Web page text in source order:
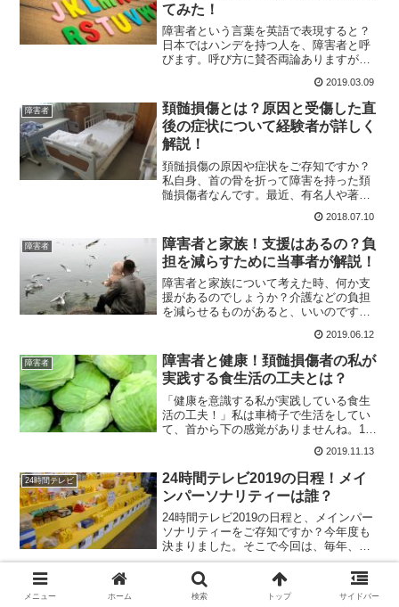
てみた！
障害者という言葉を英語で表現すると？
日本ではハンデを持つ人を、障害者と呼
びます。呼び方に賛否両論ありますが、
外ではどうなのでしょうか？今回は障害
者と英語について、詳しく解説します。
英語繋がりということで、...
2019.03.09
障害者
頚髄損傷とは？原因と受傷した直
後の症状について経験者が詳しく
解説！
頚髄損傷の原因や症状をご存知ですか？
私自身、首の骨を折って障害を持った頚
髄損傷者なんです。最近、有名人や著名
にどのようなものか知ってもらいたく記
事にしようと考えました。今回は健常者
から障害を持って長い私が...
2018.07.10
障害者
障害者と家族！支援はあるの？負
担を減らすために当事者が解説！
障害者と家族について考えた時、何か支
援があるのでしょうか？介護などの負担
を減らせるものがあると、いいのですが
しく解説します。後半には当事者の私が
経験にもとづいた内容を、記載してみま
した。それではいってみま...
2019.06.12
障害者
障害者と健康！頚髄損傷者の私が
実践する食生活の工夫とは？
「健康を意識する私が実践している食生
活の工夫！」私は車椅子で生活をしてい
て、首から下の感覚がありませんね。19
髄損傷者なんです。障害を持ってからの
私は排便するのに時間がかかるため、週
一回にしています。だか...
2019.11.13
24時間テレビ
24時間テレビ2019の日程！メイ
ンパーソナリティーは誰？
24時間テレビ2019の日程と、メインパー
ソナリティーをご存知ですか？今年度も
決まりました。そこで今回は、毎年、募
金ボランティアしている私が、24時間テ
レビ2019日程をお伝えします。参考にし
ていただけると、嬉しい限りです。＾＾
メニュー ホーム 検索 トップ サイドバー